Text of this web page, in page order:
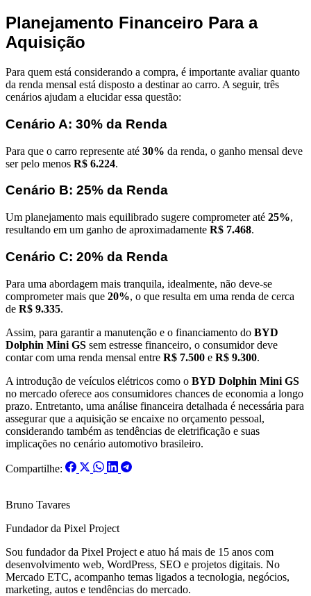
Planejamento Financeiro Para a
Aquisição
Para quem está considerando a compra, é importante avaliar quanto
da renda mensal está disposto a destinar ao carro. A seguir, três
cenários ajudam a elucidar essa questão:
Cenário A: 30% da Renda
Para que o carro represente até 30% da renda, o ganho mensal deve
ser pelo menos R$ 6.224.
Cenário B: 25% da Renda
Um planejamento mais equilibrado sugere comprometer até 25%,
resultando em um ganho de aproximadamente R$ 7.468.
Cenário C: 20% da Renda
Para uma abordagem mais tranquila, idealmente, não deve-se
comprometer mais que 20%, o que resulta em uma renda de cerca
de R$ 9.335.
Assim, para garantir a manutenção e o financiamento do BYD
Dolphin Mini GS sem estresse financeiro, o consumidor deve
contar com uma renda mensal entre R$ 7.500 e R$ 9.300.
A introdução de veículos elétricos como o BYD Dolphin Mini GS
no mercado oferece aos consumidores chances de economia a longo
prazo. Entretanto, uma análise financeira detalhada é necessária para
assegurar que a aquisição se encaixe no orçamento pessoal,
considerando também as tendências de eletrificação e suas
implicações no cenário automotivo brasileiro.
Compartilhe:
Bruno Tavares
Fundador da Pixel Project
Sou fundador da Pixel Project e atuo há mais de 15 anos com
desenvolvimento web, WordPress, SEO e projetos digitais. No
Mercado ETC, acompanho temas ligados a tecnologia, negócios,
marketing, autos e tendências do mercado.